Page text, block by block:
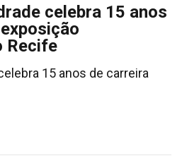
celebra 15 anos
Recife
15 anos de carreira